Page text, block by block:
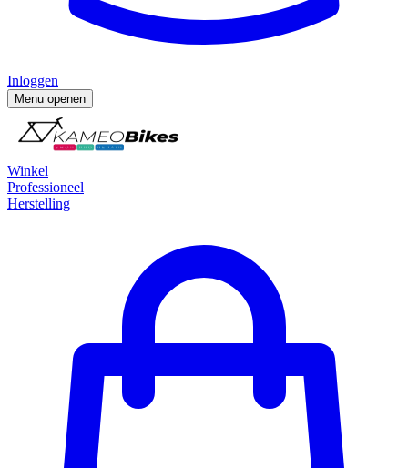
Inloggen
Menu openen
Winkel
Professioneel
Herstelling